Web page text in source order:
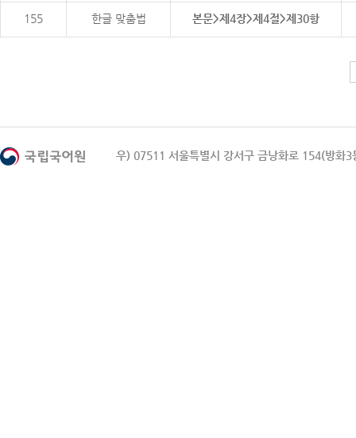
155 한글 맞춤법 본문>제4장>제4절>제30항
우) 07511 서울특별시 강서구 금낭화로 154(방화3